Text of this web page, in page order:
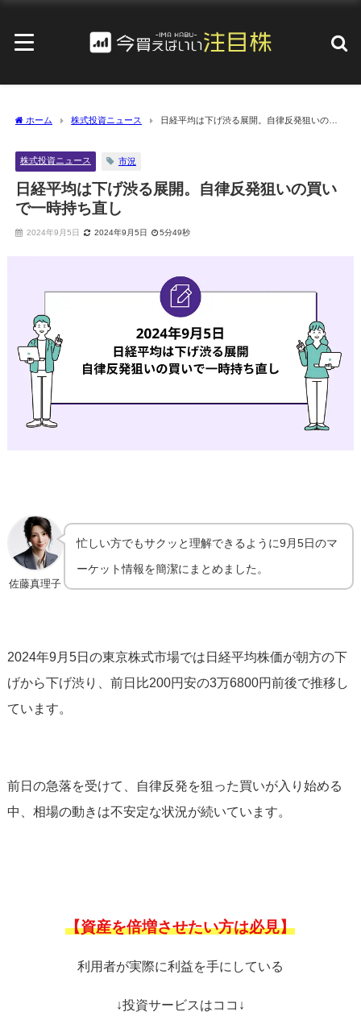
ホーム 株式投資ニュース
日経平均は下げ渋る展開。自律反発狙いの買
株式投資ニュース 市況
日経平均は下げ渋る展開。自律反発狙いの買い
で一時持ち直し
2024年9月5日 2024年9月5日 5分49秒
佐藤真理子
忙しい方でもサクッと理解できるように9月5日のマ
ーケット情報を簡潔にまとめました。
2024年9月5日の東京株式市場では日経平均株価が朝方の下
げから下げ渋り、前日比200円安の3万6800円前後で推移し
ています。
前日の急落を受けて、自律反発を狙った買いが入り始める
中、相場の動きは不安定な状況が続いています。
【資産を倍増させたい方は必見】
利用者が実際に利益を手にしている
↓投資サービスはココ↓